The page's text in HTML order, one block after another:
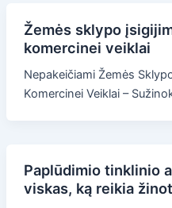
Žemės sklypo
komercinei veiklai
Nepakeičiami Žemės
Komercinei Veiklai –
Paplūdimio tinklinio
viskas, ką reikia